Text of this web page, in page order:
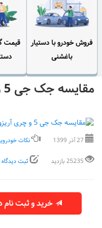
فروش خودرو با دستیار
باغشنی
قیمت
مقایسه جک جی 5 و چری آریزو 5
27 آذر 1399 نکات
25235 بازدید ثبت دیدگاه
خرید و ثبت